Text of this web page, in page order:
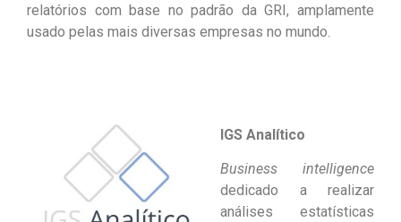
relatórios com base no padrão da GRI, amplamente
usado pelas mais diversas empresas no mundo.
IGS Analítico
Business intelligence
dedicado a realizar
análises estatísticas